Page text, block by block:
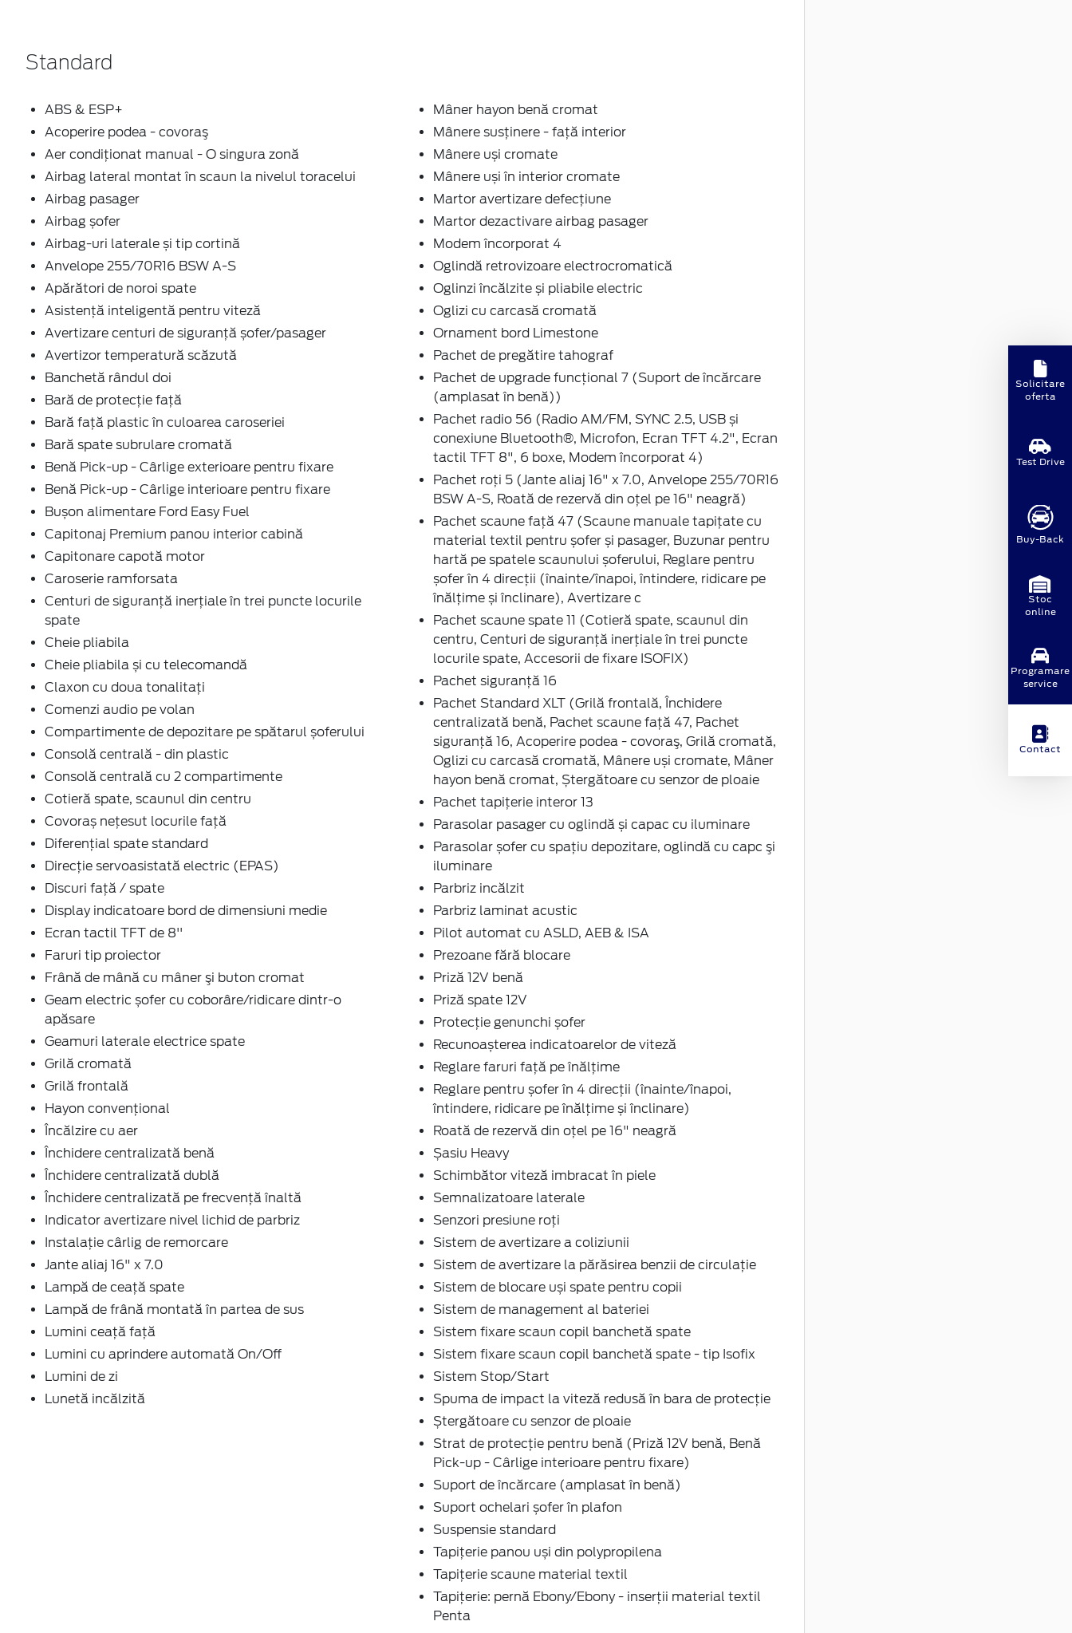
Standard
ABS & ESP+
Acoperire podea - covoraş
Aer condiționat manual - O singura zonă
Airbag lateral montat în scaun la nivelul toracelui
Airbag pasager
Airbag șofer
Airbag-uri laterale și tip cortină
Anvelope 255/70R16 BSW A-S
Apărători de noroi spate
Asistență inteligentă pentru viteză
Avertizare centuri de siguranță șofer/pasager
Avertizor temperatură scăzută
Banchetă rândul doi
Bară de protecție față
Bară față plastic în culoarea caroseriei
Bară spate subrulare cromată
Benă Pick-up - Cârlige exterioare pentru fixare
Benă Pick-up - Cârlige interioare pentru fixare
Bușon alimentare Ford Easy Fuel
Capitonaj Premium panou interior cabină
Capitonare capotă motor
Caroserie ramforsata
Centuri de siguranță inerțiale în trei puncte locurile
spate
Cheie pliabila
Cheie pliabila și cu telecomandă
Claxon cu doua tonalitați
Comenzi audio pe volan
Compartimente de depozitare pe spătarul șoferului
Consolă centrală - din plastic
Consolă centrală cu 2 compartimente
Cotieră spate, scaunul din centru
Covoraș nețesut locurile față
Diferențial spate standard
Direcție servoasistată electric (EPAS)
Discuri față / spate
Display indicatoare bord de dimensiuni medie
Ecran tactil TFT de 8''
Faruri tip proiector
Frână de mână cu mâner şi buton cromat
Geam electric șofer cu coborâre/ridicare dintr-o
apăsare
Geamuri laterale electrice spate
Grilă cromată
Grilă frontală
Hayon convențional
Încălzire cu aer
Închidere centralizată benă
Închidere centralizată dublă
Închidere centralizată pe frecvență înaltă
Indicator avertizare nivel lichid de parbriz
Instalație cârlig de remorcare
Jante aliaj 16" x 7.0
Lampă de ceață spate
Lampă de frână montată în partea de sus
Lumini ceață față
Lumini cu aprindere automată On/Off
Lumini de zi
Lunetă incălzită
Mâner hayon benă cromat
Mânere susținere - față interior
Mânere uși cromate
Mânere uși în interior cromate
Martor avertizare defecțiune
Martor dezactivare airbag pasager
Modem încorporat 4
Oglindă retrovizoare electrocromatică
Oglinzi încălzite și pliabile electric
Oglizi cu carcasă cromată
Ornament bord Limestone
Pachet de pregătire tahograf
Pachet de upgrade funcțional 7 (Suport de încărcare
(amplasat în benă))
Pachet radio 56 (Radio AM/FM, SYNC 2.5, USB și
conexiune Bluetooth®, Microfon, Ecran TFT 4.2", Ecran
tactil TFT 8", 6 boxe, Modem încorporat 4)
Pachet roți 5 (Jante aliaj 16" x 7.0, Anvelope 255/70R16
BSW A-S, Roată de rezervă din oţel pe 16" neagră)
Pachet scaune față 47 (Scaune manuale tapițate cu
material textil pentru șofer și pasager, Buzunar pentru
hartă pe spatele scaunului șoferului, Reglare pentru
șofer în 4 direcții (înainte/înapoi, întindere, ridicare pe
înălțime și înclinare), Avertizare c
Pachet scaune spate 11 (Cotieră spate, scaunul din
centru, Centuri de siguranță inerțiale în trei puncte
locurile spate, Accesorii de fixare ISOFIX)
Pachet siguranță 16
Pachet Standard XLT (Grilă frontală, Închidere
centralizată benă, Pachet scaune față 47, Pachet
siguranță 16, Acoperire podea - covoraş, Grilă cromată,
Oglizi cu carcasă cromată, Mânere uși cromate, Mâner
hayon benă cromat, Ștergătoare cu senzor de ploaie
Pachet tapițerie interor 13
Parasolar pasager cu oglindă și capac cu iluminare
Parasolar șofer cu spațiu depozitare, oglindă cu capc şi
iluminare
Parbriz incălzit
Parbriz laminat acustic
Pilot automat cu ASLD, AEB & ISA
Prezoane fără blocare
Priză 12V benă
Priză spate 12V
Protecție genunchi șofer
Recunoașterea indicatoarelor de viteză
Reglare faruri față pe înălțime
Reglare pentru șofer în 4 direcții (înainte/înapoi,
întindere, ridicare pe înălțime și înclinare)
Roată de rezervă din oţel pe 16" neagră
Șasiu Heavy
Schimbător viteză imbracat în piele
Semnalizatoare laterale
Senzori presiune roți
Sistem de avertizare a coliziunii
Sistem de avertizare la părăsirea benzii de circulație
Sistem de blocare uși spate pentru copii
Sistem de management al bateriei
Sistem fixare scaun copil banchetă spate
Sistem fixare scaun copil banchetă spate - tip Isofix
Sistem Stop/Start
Spuma de impact la viteză redusă în bara de protecție
Ștergătoare cu senzor de ploaie
Strat de protecție pentru benă (Priză 12V benă, Benă
Pick-up - Cârlige interioare pentru fixare)
Suport de încărcare (amplasat în benă)
Suport ochelari șofer în plafon
Suspensie standard
Tapițerie panou uși din polypropilena
Tapițerie scaune material textil
Tapițerie: pernă Ebony/Ebony - inserții material textil
Penta
Solicitare
oferta
Test Drive
Buy-Back
Stoc
online
Programare
service
Contact